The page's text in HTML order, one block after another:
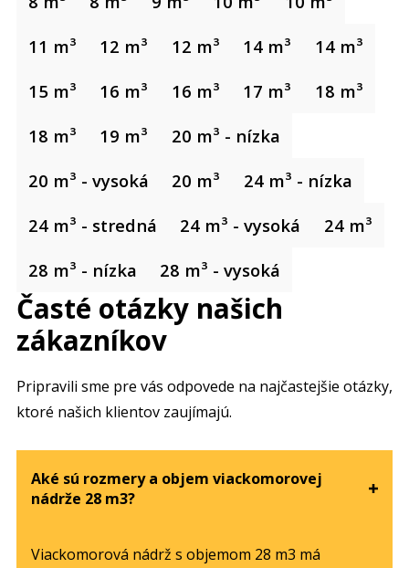
11 m³
12 m³ 12 m³ 14 m³
14 m³
15 m³
16 m³ 16 m³ 17 m³
18 m³
18 m³
19 m³
20 m³ - nízka
20 m³ - vysoká
20 m³
24 m³ - nízka
24 m³ - stredná
24 m³ - vysoká
24 m³
28 m³ - nízka
28 m³ - vysoká
Časté otázky našich
zákazníkov
Pripravili sme pre vás odpovede na najčastejšie otázky,
ktoré našich klientov zaujímajú.
Aké sú rozmery a objem viackomorovej
nádrže 28 m3?
Viackomorová nádrž s objemom 28 m3 má